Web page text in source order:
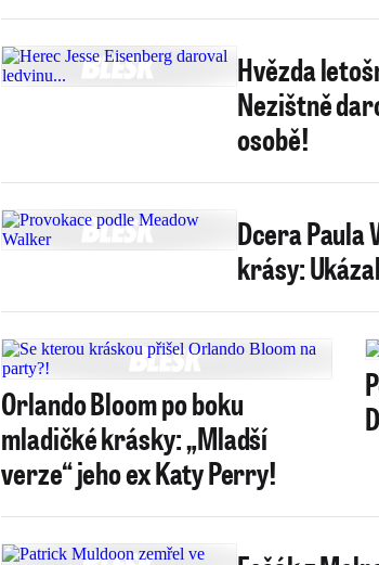
Hvězda
Nezištně
osobě!
Dcera
krásy:
Orlando Bloom po boku
mladičké krásky: „Mladší
verze“ jeho ex Katy Perry!